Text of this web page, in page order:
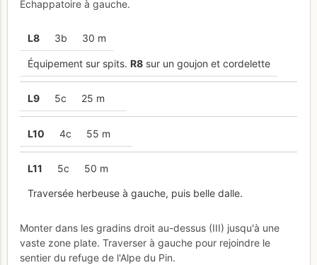
Échappatoire à gauche.
L8 3b 30 m
Équipement sur spits. R8sur un goujon et cordelette
L9 5c 25 m
L10 4c 55 m
L11 5c 50 m
Traversée herbeuse à gauche, puis belle dalle.
Monter dans les gradins droit au-dessus (III) jusqu'à une
vaste zone plate. Traverser à gauche pour rejoindre le
sentier du refuge de l'Alpe du Pin.